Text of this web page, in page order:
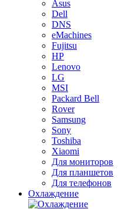
Asus
Dell
DNS
eMachines
Fujitsu
HP
Lenovo
LG
MSI
Packard Bell
Rover
Samsung
Sony
Toshiba
Xiaomi
Для мониторов
Для планшетов
Для телефонов
Охлаждение